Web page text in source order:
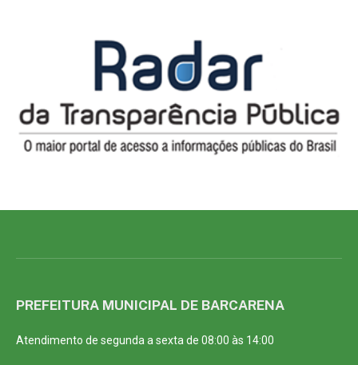
PREFEITURA MUNICIPAL DE BARCARENA
Atendimento de segunda a sexta de 08:00 às 14:00